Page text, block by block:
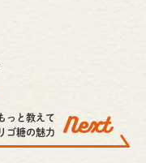
っと教えて
ゴ糖の魅力